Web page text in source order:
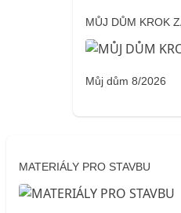
MŮJ DŮM KROK
Můj dům 8/2026
MATERIÁLY PRO STAVBU